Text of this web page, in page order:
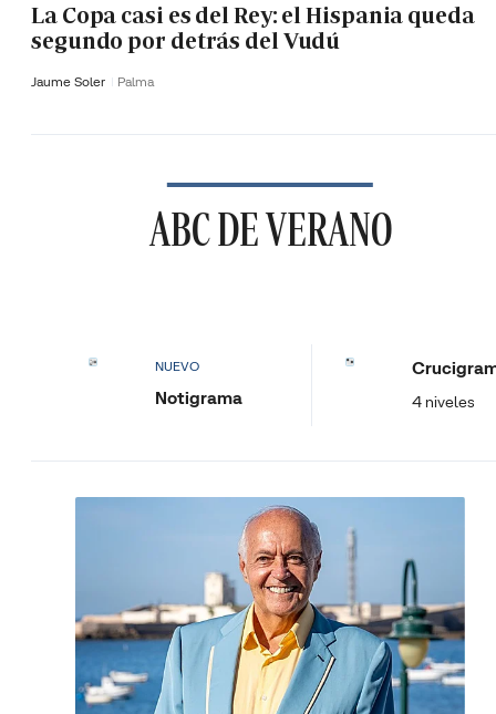
La Copa casi es del Rey: el Hispania queda
segundo por detrás del Vudú
Jaume Soler Palma
ABC DE VERANO
NUEVO
Notigrama 4 niveles